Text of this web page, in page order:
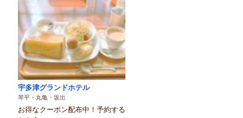
宇多津グランドホテル
琴平・丸亀・坂出
お得なクーポン配布中！予約する